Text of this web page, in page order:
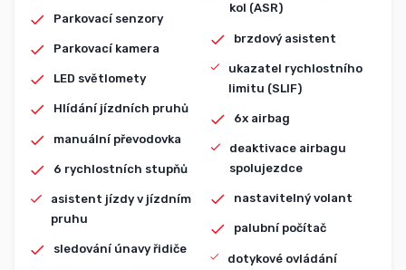
Parkovací senzory
Parkovací kamera
LED světlomety
Hlídání jízdních pruhů
manuální převodovka
6 rychlostních stupňů
asistent jízdy v jízdním
pruhu
sledování únavy řidiče
kol (ASR)
brzdový asistent
ukazatel rychlostního
limitu (SLIF)
6x airbag
deaktivace airbagu
spolujezdce
nastavitelný volant
palubní počítač
dotykové ovládání